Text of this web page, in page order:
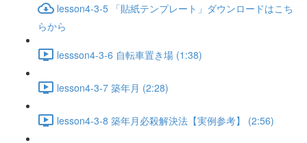
lesson4-3-5 「貼紙テンプレート」ダウンロードはこち
らから
lessson4-3-6 自転車置き場 (1:38)
lesson4-3-7 築年月 (2:28)
lesson4-3-8 築年月必殺解決法【実例参考】 (2:56)